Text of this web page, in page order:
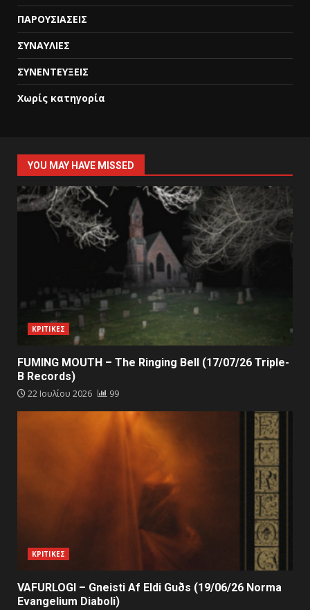
ΠΑΡΟΥΣΙΑΣΕΙΣ
ΣΥΝΑΥΛΙΕΣ
ΣΥΝΕΝΤΕΥΞΕΙΣ
Χωρίς κατηγορία
YOU MAY HAVE MISSED
ΚΡΙΤΙΚΕΣ
FUMING MOUTH – The Ringing Bell (17/07/26 Triple-
B Records)
22 Ιουλίου 2026 99
ΚΡΙΤΙΚΕΣ
VAFURLOGI – Gneisti Af Eldi Guðs (19/06/26 Norma
Evangelium Diaboli)